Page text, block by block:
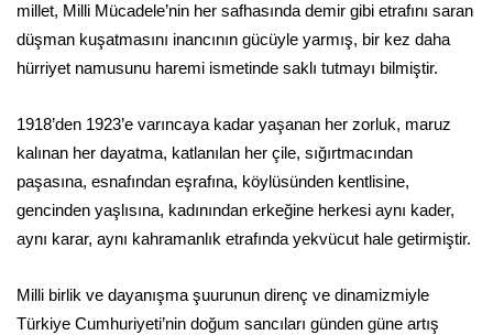
millet, Milli Mücadele’nin her safhasında demir gibi etrafını saran
düşman kuşatmasını inancının gücüyle yarmış, bir kez daha
hürriyet namusunu haremi ismetinde saklı tutmayı bilmiştir.
1918’den 1923’e varıncaya kadar yaşanan her zorluk, maruz
kalınan her dayatma, katlanılan her çile, sığırtmacından
paşasına, esnafından eşrafına, köylüsünden kentlisine,
gencinden yaşlısına, kadınından erkeğine herkesi aynı kader,
aynı karar, aynı kahramanlık etrafında yekvücut hale getirmiştir.
Milli birlik ve dayanışma şuurunun direnç ve dinamizmiyle
Türkiye Cumhuriyeti’nin doğum sancıları günden güne artış